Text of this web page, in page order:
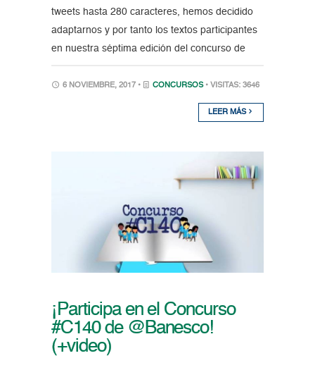
tweets hasta 280 caracteres, hemos decidido
adaptarnos y por tanto los textos participantes
en nuestra séptima edición del concurso de
6 NOVIEMBRE, 2017 • CONCURSOS • VISITAS: 3646
LEER MÁS
¡Participa en el Concurso
#C140 de @Banesco!
(+video)